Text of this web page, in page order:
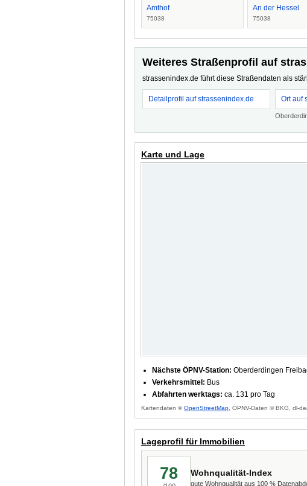
Amthof
75038
An der Hessel
75038
Weiteres Straßenprofil auf
strassenindex.de führt diese Straßendaten als
Detailprofil auf strassenindex.de Ort auf
Karte und Lage
Nächste ÖPNV-Station: Oberderdingen
Verkehrsmittel: Bus
Abfahrten werktags: ca. 131 pro Tag
Kartendaten ©OpenStreetMap , ÖPNV-Daten © BKG, dl-
Lageprofil für Immobilien
78 Wohnqualität-Index
gute Wohnqualität aus 100 %